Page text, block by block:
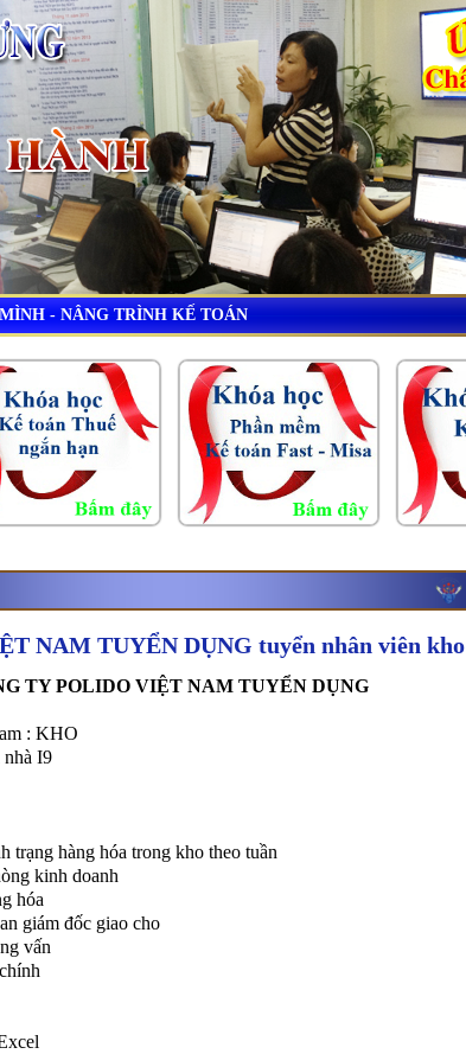
- NÂNG TRÌNH KẾ TOÁN
NAM TUYỂN DỤNG tuyển nhân viên kho
TY POLIDO VIỆT NAM TUYỂN DỤNG
: KHO
I9
trạng hàng hóa trong kho theo tuần
kinh doanh
hóa
giám đốc giao cho
vấn